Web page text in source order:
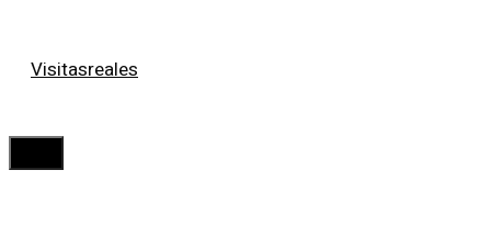
Visitasreales